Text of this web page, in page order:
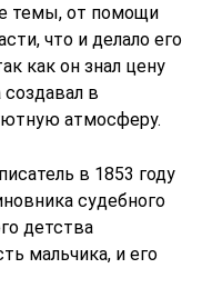
темы, от помощи
что и делало его
как он знал цену
создавал в
атмосферу.
в 1853 году
судебного
детства
мальчика, и его